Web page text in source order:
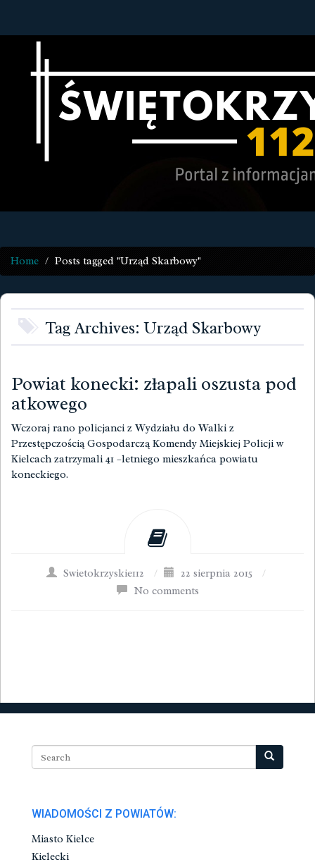
Home Posts tagged "Urząd Skarbowy"
Tag Archives: Urząd Skarbowy
Powiat konecki: złapali oszusta pod
atkowego
Wczoraj rano policjanci z Wydziału do Walki z
Przestępczością Gospodarczą Komendy Miejskiej Policji w
Kielcach zatrzymali 41 –letniego mieszkańca powiatu
koneckiego.
Swietokrzyskie112 / 22 sierpnia 2015
/
No comments
WIADOMOŚCI Z POWIATÓW:
Miasto Kielce
Kielecki